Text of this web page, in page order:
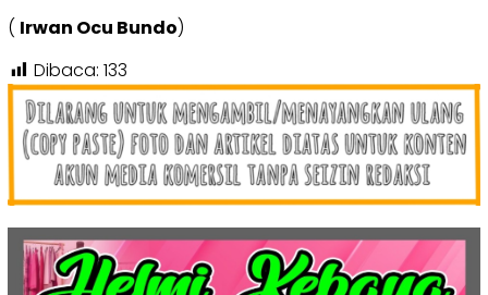
( Irwan Ocu Bundo)
Dibaca: 133